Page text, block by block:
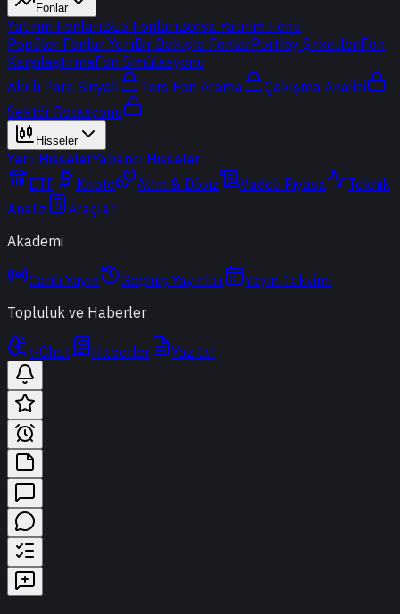
Fonlar
Yatırım FonlarıBES FonlarıBorsa Yatırım Fonu
Popüler Fonlar YeniBir Bakışta FonlarPortföy ŞirketleriFon
KarşılaştırmaFon Simülasyonu
Akıllı Para Sinyali
Ters Fon Arama
Çakışma Analizi
Sektör Rotasyonu
Hisseler
Yerli HisselerYabancı Hisseler
ETF
Kripto Altın & Döviz Vadeli Piyasa
Teknik
Analiz
Araçlar
Akademi
Canlı Yayın Geçmiş Yayınlar
Yayın Takvimi
Topluluk ve Haberler
t-Chat Haberler Yazılar